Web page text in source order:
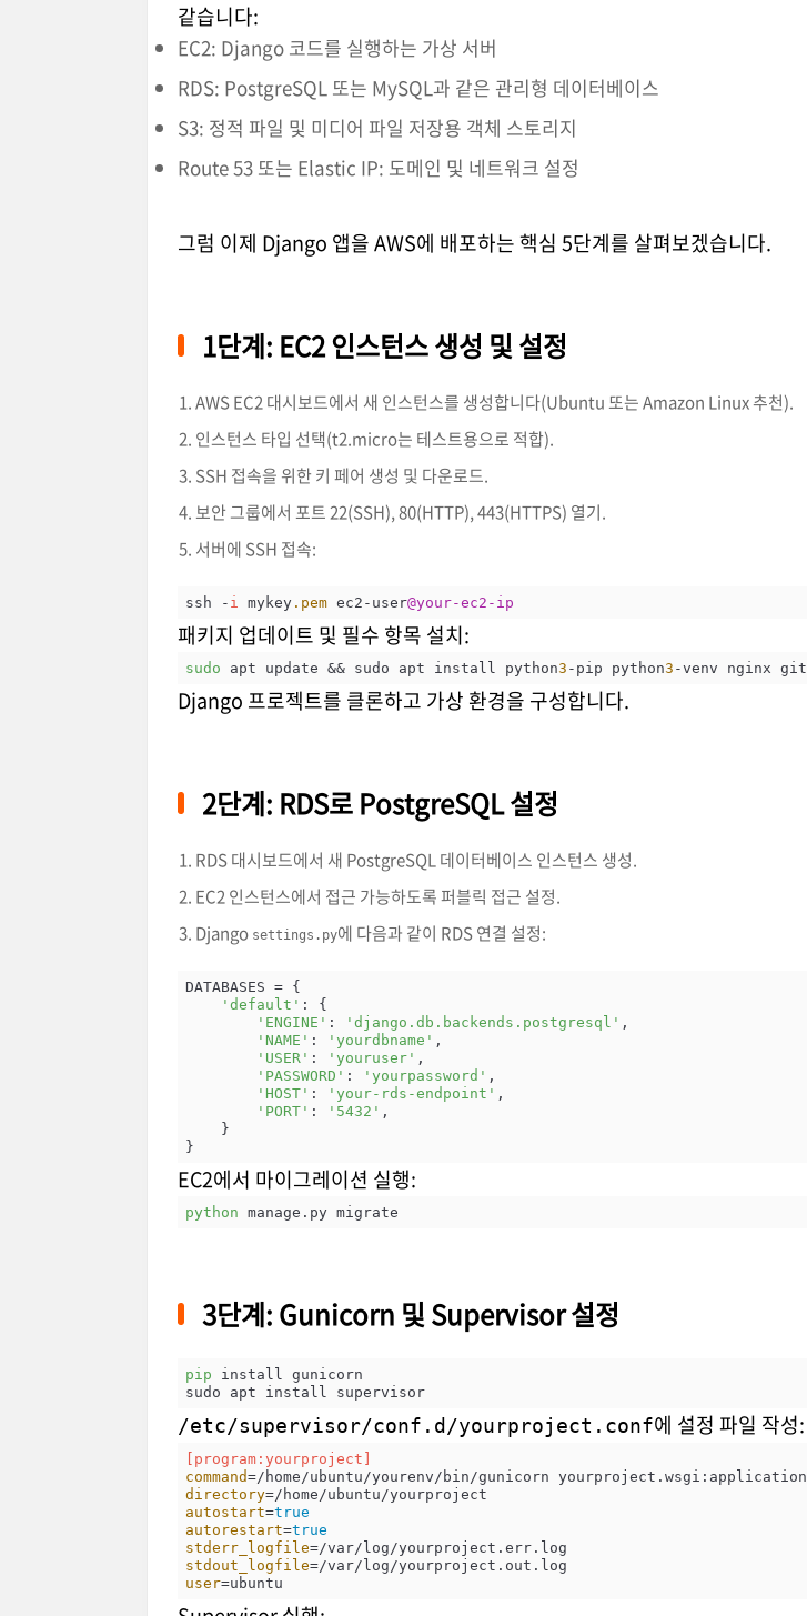
같습니다:
EC2: Django 코드를 실행하는 가상 서버
RDS: PostgreSQL 또는 MySQL과 같은 관리형 데이터베이스
S3: 정적 파일 및 미디어 파일 저장용 객체 스토리지
Route 53 또는 Elastic IP: 도메인 및 네트워크 설정
그럼 이제 Django 앱을 AWS에 배포하는 핵심 5단계를 살펴보겠습니다.
1단계: EC2 인스턴스 생성 및 설정
AWS EC2 대시보드에서 새 인스턴스를 생성합니다(Ubuntu 또는 Amazon Linux 추천).
인스턴스 타입 선택(t2.micro는 테스트용으로 적합).
SSH 접속을 위한 키 페어 생성 및 다운로드.
보안 그룹에서 포트 22(SSH), 80(HTTP), 443(HTTPS) 열기.
서버에 SSH 접속:
ssh - i mykey.pem ec2-user@your-ec2-ip
패키지 업데이트 및 필수 항목 설치:
sudo apt update && sudo apt install python3 -pip python3 -venv nginx git
Django 프로젝트를 클론하고 가상 환경을 구성합니다.
2단계: RDS로 PostgreSQL 설정
RDS 대시보드에서 새 PostgreSQL 데이터베이스 인스턴스 생성.
EC2 인스턴스에서 접근 가능하도록 퍼블릭 접근 설정.
Django settings.py에 다음과 같이 RDS 연결 설정:
DATABASES = {
'default' : {
'ENGINE' : 'django.db.backends.postgresql' ,
'NAME' : 'yourdbname' ,
'USER' : 'youruser' ,
'PASSWORD' : 'yourpassword' ,
'HOST' : 'your-rds-endpoint' ,
'PORT' : '5432' ,
}
EC2에서 마이그레이션 실행:
python manage.py migrate
3단계: Gunicorn 및 Supervisor 설정
pip install gunicorn
sudo apt install supervisor
/etc/supervisor/conf.d/yourproject.conf에 설정 파일 작성:
[program:yourproject]
command
directory
autostart=true
autorestart=true
stderr_logfile
stdout_logfile
user